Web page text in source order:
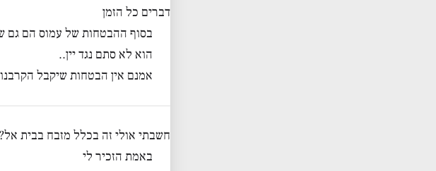
דברים כל הזמן
בסוף ההבטחות של עמוס הם גם
הוא לא סתם נגד יין..
אמנם אין הבטחות שיקבל
חשבתי אולי זה בכלל מזבח בבית אל?
באמת הזכיר לי